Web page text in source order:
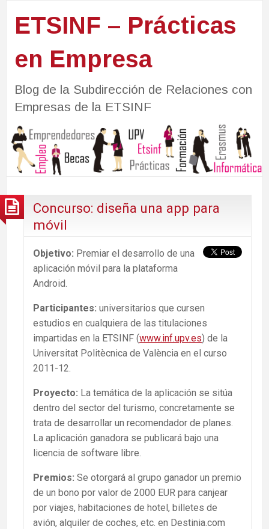
ETSINF – Prácticas
en Empresa
Blog de la Subdirección de Relaciones con
Empresas de la ETSINF
Concurso: diseña una app para
móvil
Objetivo: Premiar el desarrollo de una
aplicación móvil para la plataforma
Android.
Participantes: universitarios que cursen
estudios en cualquiera de las titulaciones
impartidas en la ETSINF (www.inf.upv.es) de la
Universitat Politècnica de València en el curso
2011-12.
Proyecto: La temática de la aplicación se sitúa
dentro del sector del turismo, concretamente se
trata de desarrollar un recomendador de planes.
La aplicación ganadora se publicará bajo una
licencia de software libre.
Premios: Se otorgará al grupo ganador un premio
de un bono por valor de 2000 EUR para canjear
por viajes, habitaciones de hotel, billetes de
avión, alquiler de coches, etc. en Destinia.com